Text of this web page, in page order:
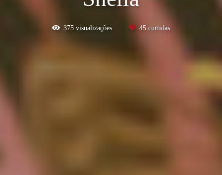
375 visualizações 45 curtidas